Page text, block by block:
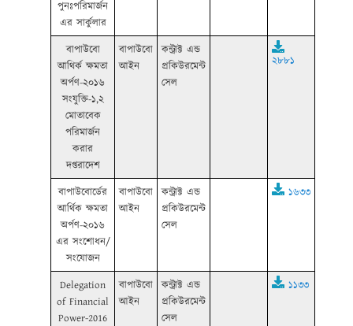
পুনঃপরিমার্জন
এর সার্কুলার
বাপাউবো
আথির্ক ক্ষমতা
অর্পণ-২০১৬
সংযুক্তি-১,২
মোতাবেক
পরিমার্জন
করার
দপ্তরাদেশ
বাপাউবো
আইন
কন্ট্রাক্ট এন্ড
প্রকিউরমেন্ট
সেল
২৮৮১
বাপাউবোর্ডের
আর্থিক ক্ষমতা
অর্পণ-২০১৬
এর সংশোধন/
সংযোজন
বাপাউবো
আইন
কন্ট্রাক্ট এন্ড
প্রকিউরমেন্ট
সেল
১৬৩৩
Delegation
of Financial
Power-2016
বাপাউবো
আইন
কন্ট্রাক্ট এন্ড
প্রকিউরমেন্ট
সেল
১১৩৩